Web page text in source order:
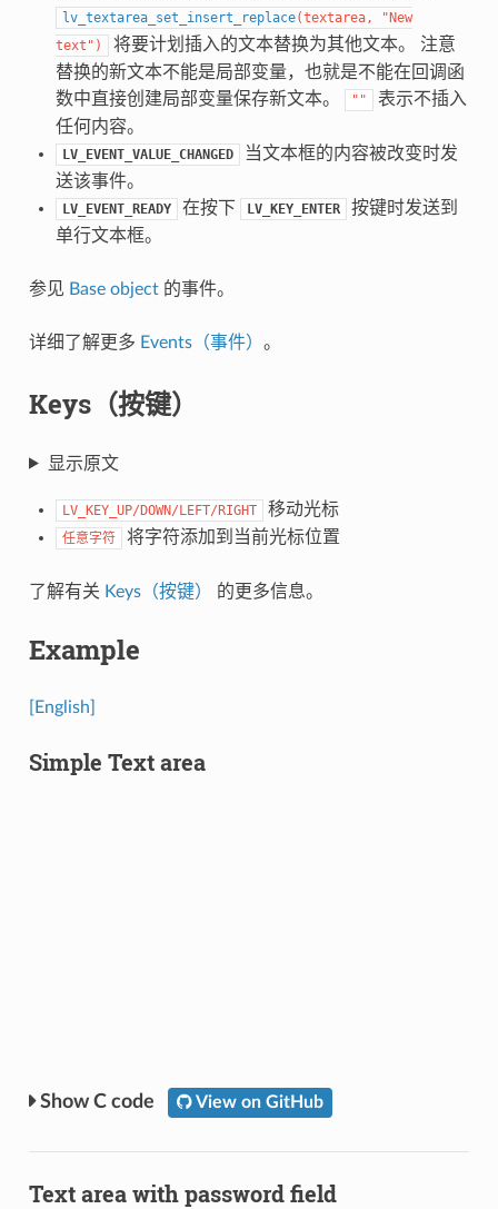
lv_textarea_set_insert_replace(textarea,
"New
text" )
将要计划插入的文本替换为其他文本。 注意
替换的新文本不能是局部变量，也就是不能在回调函
数中直接创建局部变量保存新文本。
""
表示不插入
任何内容。
LV_EVENT_VALUE_CHANGED
当文本框的内容被改变时发
送该事件。
LV_EVENT_READY 在按下 LV_KEY_ENTER
按键时发送到
单行文本框。
参见 Base object的事件。
详细了解更多 Events（事件） 。
Keys（按键）
显示原文
LV_KEY_UP/DOWN/LEFT/RIGHT 移动光标
任意字符 将字符添加到当前光标位置
了解有关 Keys（按键） 的更多信息。
Example
[English]
Simple Text area
C code View on GitHub
Text area with password field